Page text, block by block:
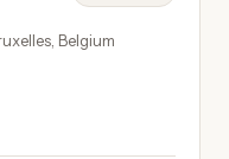
Belgium